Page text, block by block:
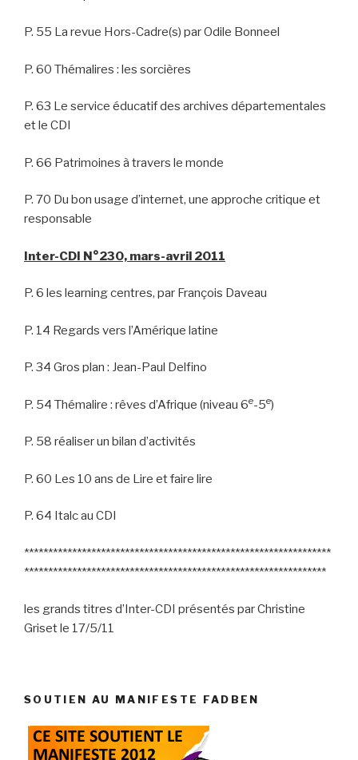
P. 55 La revue Hors-Cadre(s) par Odile Bonneel
P. 60 Thémalires : les sorcières
P. 63 Le service éducatif des archives départementales
et le CDI
P. 66 Patrimoines à travers le monde
P. 70 Du bon usage d’internet, une approche critique et
responsable
Inter-CDI N°230, mars-avril 2011
P. 6 les learning centres, par François Daveau
P. 14 Regards vers l’Amérique latine
P. 34 Gros plan : Jean-Paul Delfino
P. 54 Thémalire : rêves d’Afrique (niveau 6e-5e)
P. 58 réaliser un bilan d’activités
P. 60 Les 10 ans de Lire et faire lire
P. 64 Italc au CDI
****************************************************************
***************************************************************
les grands titres d’Inter-CDI présentés par Christine
Griset le 17/5/11
SOUTIEN AU MANIFESTE FADBEN